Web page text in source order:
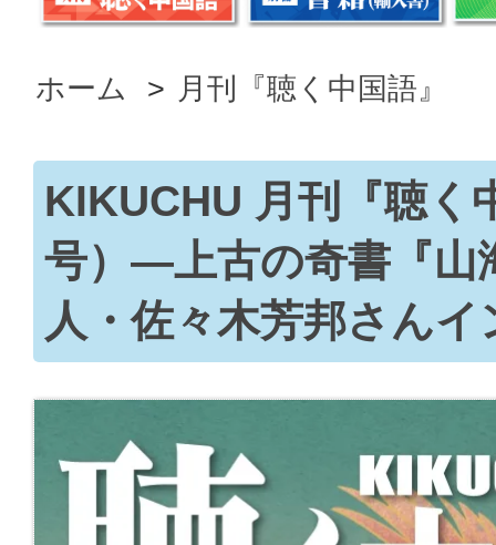
ホーム > 月刊『聴く中国語』
KIKUCHU 月刊『聴
号）―上古の奇書『山
人・佐々木芳邦さん